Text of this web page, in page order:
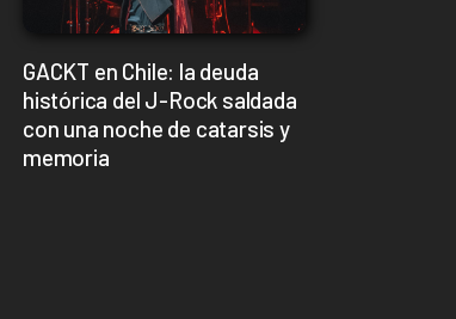
GACKT en Chile: la deuda
histórica del J-Rock saldada
con una noche de catarsis y
memoria